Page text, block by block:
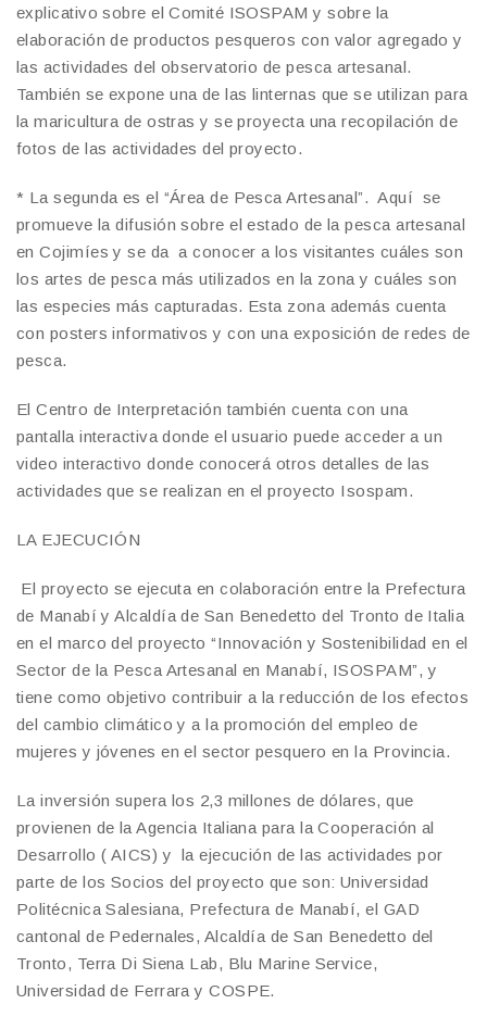
explicativo sobre el Comité ISOSPAM y sobre la
elaboración de productos pesqueros con valor agregado y
las actividades del observatorio de pesca artesanal.
También se expone una de las linternas que se utilizan para
la maricultura de ostras y se proyecta una recopilación de
fotos de las actividades del proyecto.
* La segunda es el “Área de Pesca Artesanal”. Aquí se
promueve la difusión sobre el estado de la pesca artesanal
en Cojimíes y se da a conocer a los visitantes cuáles son
los artes de pesca más utilizados en la zona y cuáles son
las especies más capturadas. Esta zona además cuenta
con posters informativos y con una exposición de redes de
pesca.
El Centro de Interpretación también cuenta con una
pantalla interactiva donde el usuario puede acceder a un
video interactivo donde conocerá otros detalles de las
actividades que se realizan en el proyecto Isospam.
LA EJECUCIÓN
El proyecto se ejecuta en colaboración entre la Prefectura
de Manabí y Alcaldía de San Benedetto del Tronto de Italia
en el marco del proyecto “Innovación y Sostenibilidad en el
Sector de la Pesca Artesanal en Manabí, ISOSPAM”, y
tiene como objetivo contribuir a la reducción de los efectos
del cambio climático y a la promoción del empleo de
mujeres y jóvenes en el sector pesquero en la Provincia.
La inversión supera los 2,3 millones de dólares, que
provienen de la Agencia Italiana para la Cooperación al
Desarrollo ( AICS) y la ejecución de las actividades por
parte de los Socios del proyecto que son: Universidad
Politécnica Salesiana, Prefectura de Manabí, el GAD
cantonal de Pedernales, Alcaldía de San Benedetto del
Tronto, Terra Di Siena Lab, Blu Marine Service,
Universidad de Ferrara y COSPE.